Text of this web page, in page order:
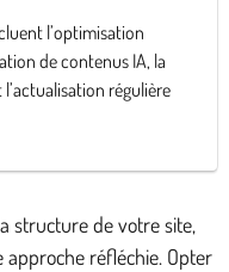
l’optimisation
de contenus IA, la
régulière
structure de votre site,
réfléchie. Opter